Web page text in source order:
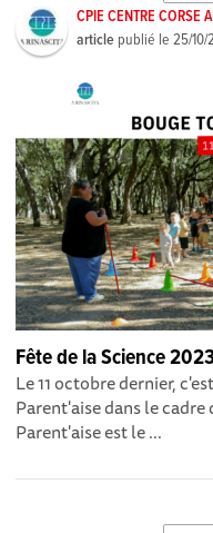
CPIE CENTRE CORSE
article publié le25/10/
Fête de la Science
Le 11 octobre dernier,
Parent'aise dans le cadre
Parent'aise est le ...